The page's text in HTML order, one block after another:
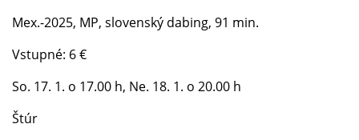
Mex.-2025, MP, slovenský dabing, 91 min.
Vstupné: 6 €
So. 17. 1. o 17.00 h, Ne. 18. 1. o 20.00 h
Štúr